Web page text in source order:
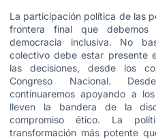
La participación política de las
frontera final que
democracia inclusiva. No
colectivo debe estar presente
las decisiones, desde los
Congreso Nacional.
continuaremos apoyando a
lleven la bandera de la
compromiso ético. La
transformación más potente